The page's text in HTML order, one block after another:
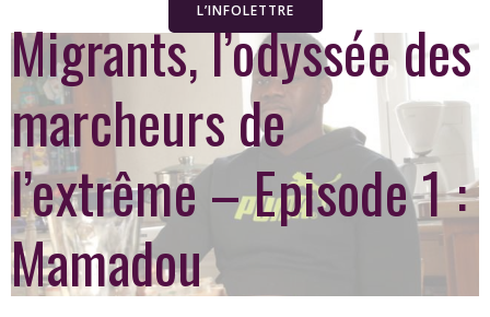
L’INFOLETTRE
Migrants, l’odyssée des
marcheurs de
l’extrême – Episode 1 :
Mamadou